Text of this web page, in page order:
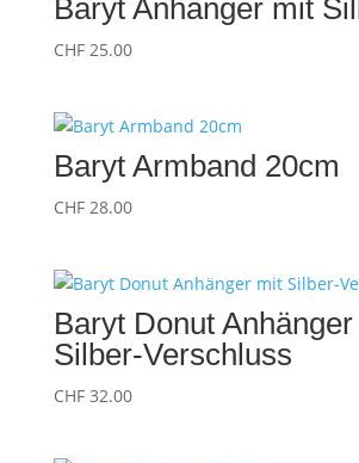
Baryt Anhänger mit
CHF25.00
Baryt Armband 20cm
CHF28.00
Baryt Donut
Silber-Verschluss
CHF32.00